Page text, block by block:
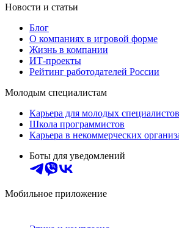
Новости и статьи
Блог
О компаниях в игровой форме
Жизнь в компании
ИТ-проекты
Рейтинг работодателей России
Молодым специалистам
Карьера для молодых специалистов
Школа программистов
Карьера в некоммерческих
Боты для уведомлений
Мобильное приложение